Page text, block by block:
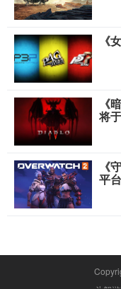
《
《
将
《
平